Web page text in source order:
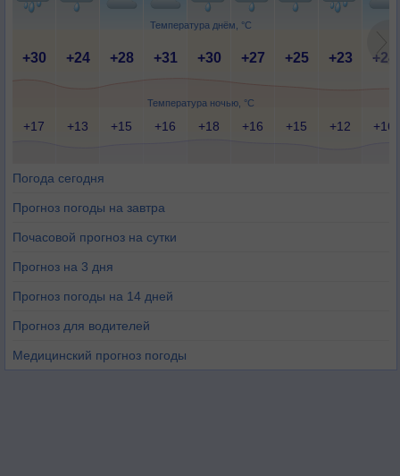
Температура днём, °C
Температура ночью, °C
+30 +24 +28 +31 +30 +27 +25 +23 +24
+17 +13 +15 +16 +18 +16 +15 +12 +16
Погода сегодня
Прогноз погоды на завтра
Почасовой прогноз на сутки
Прогноз на 3 дня
Прогноз погоды на 14 дней
Прогноз для водителей
Медицинский прогноз погоды